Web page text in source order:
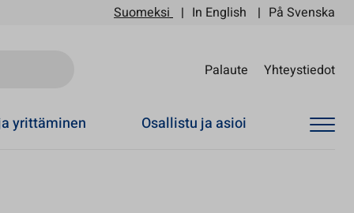
Suomeksi In English På Svenska
Palaute Yhteystiedot
yrittäminen Osallistu ja asioi